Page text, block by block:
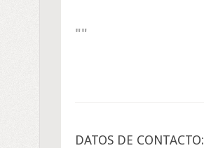
DATOS DE CONTACTO: